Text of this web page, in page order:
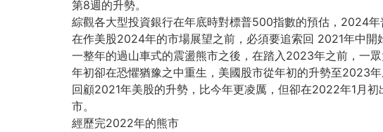
第8週的升勢。
綜觀各大型投資銀行在年底時對標普500指數的預估， 2024年
在作美股2024年的市場展望之前，必須要追索回 2021年中開
一整年的過山車式的震盪熊市之後， 在踏入2023年之前，一
年初卻在恐懼猶豫之中重生， 美國股市從年初的升勢至2023年
回顧2021年美股的升勢，比今年更凌厲， 但卻在2022年1月初
市。
經歷完2022年的熊市